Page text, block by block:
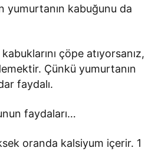
yumurtanın kabuğunu da
çöpe atıyorsanız,
Çünkü yumurtanın
faydalı.
faydaları…
oranda kalsiyum içerir. 1